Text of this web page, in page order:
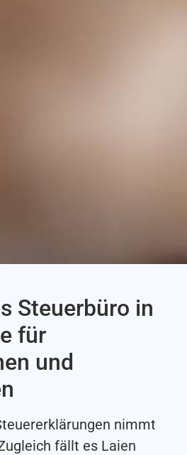
Steuerbüro in
für
und
nimmt
fällt es Laien